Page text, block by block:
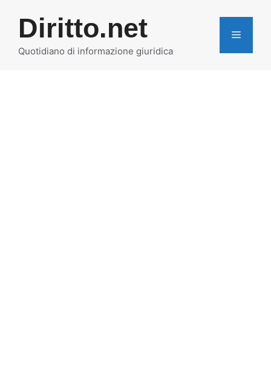
contenuto
Diritto.net
Quotidiano di informazione giuridica
MENU